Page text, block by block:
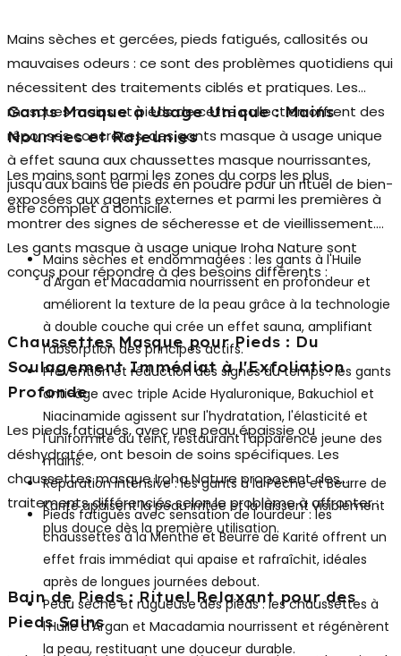
Mains sèches et gercées, pieds fatigués, callosités ou
mauvaises odeurs : ce sont des problèmes quotidiens qui
nécessitent des traitements ciblés et pratiques. Les
masques mains et piedsde cette collection offrent des
réponses concrètes, des gants masque à usage unique
à effet sauna aux chaussettes masque nourrissantes,
jusqu'aux bains de pieds en poudre pour un rituel de bien-
être complet à domicile.
Gants Masque à Usage Unique : Mains
Nourries et Rajeunies
Les mains sont parmi les zones du corps les plus
exposées aux agents externes et parmi les premières à
montrer des signes de sécheresse et de vieillissement.
Les gants masque à usage unique Iroha Nature sont
conçus pour répondre à des besoins différents :
Mains sèches et endommagées : les gants à l'Huile
d'Argan et Macadamia nourrissent en profondeur et
améliorent la texture de la peau grâce à la technologie
à double couche qui crée un effet sauna, amplifiant
l'absorption des principes actifs.
Prévention et réduction des signes du temps :les gants
anti-âge avec triple Acide Hyaluronique, Bakuchiol et
Niacinamide agissent sur l'hydratation, l'élasticité et
l'uniformité du teint, restaurant l'apparence jeune des
mains.
Réparation intensive :les gants à la Pêche et Beurre de
Karité apaisent la peau irritée et la laissent visiblement
plus douce dès la première utilisation.
Chaussettes Masque pour Pieds : Du
Soulagement Immédiat à l'Exfoliation
Profonde
Les pieds fatigués, avec une peau épaissie ou
déshydratée, ont besoin de soins spécifiques. Les
chaussettes masque Iroha Nature proposent des
traitements différenciés selon le problème à affronter :
Pieds fatigués avec sensation de lourdeur : les
chaussettes à la Menthe et Beurre de Karité offrent un
effet frais immédiat qui apaise et rafraîchit, idéales
après de longues journées debout.
Peau sèche et rugueuse des pieds :les chaussettes à
l'Huile d'Argan et Macadamia nourrissent et régénèrent
la peau, restituant une douceur durable.
Bain de Pieds : Rituel Relaxant pour des
Pieds Sains